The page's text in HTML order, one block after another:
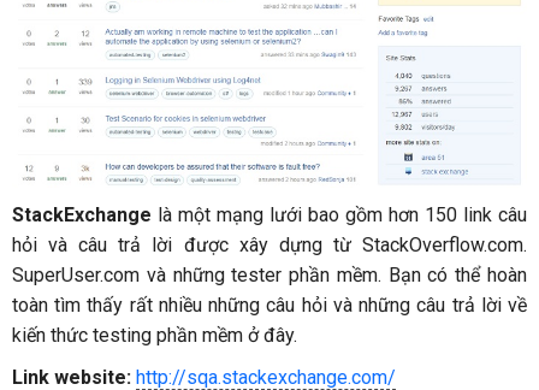
StackExchange là một mạng lưới bao gồm hơn 150 link câu
hỏi và câu trả lời được xây dựng từ StackOverflow.com.
SuperUser.com và những tester phần mềm. Bạn có thể hoàn
toàn tìm thấy rất nhiều những câu hỏi và những câu trả lời về
kiến thức testing phần mềm ở đây.
Link website: http://sqa.stackexchange.com/